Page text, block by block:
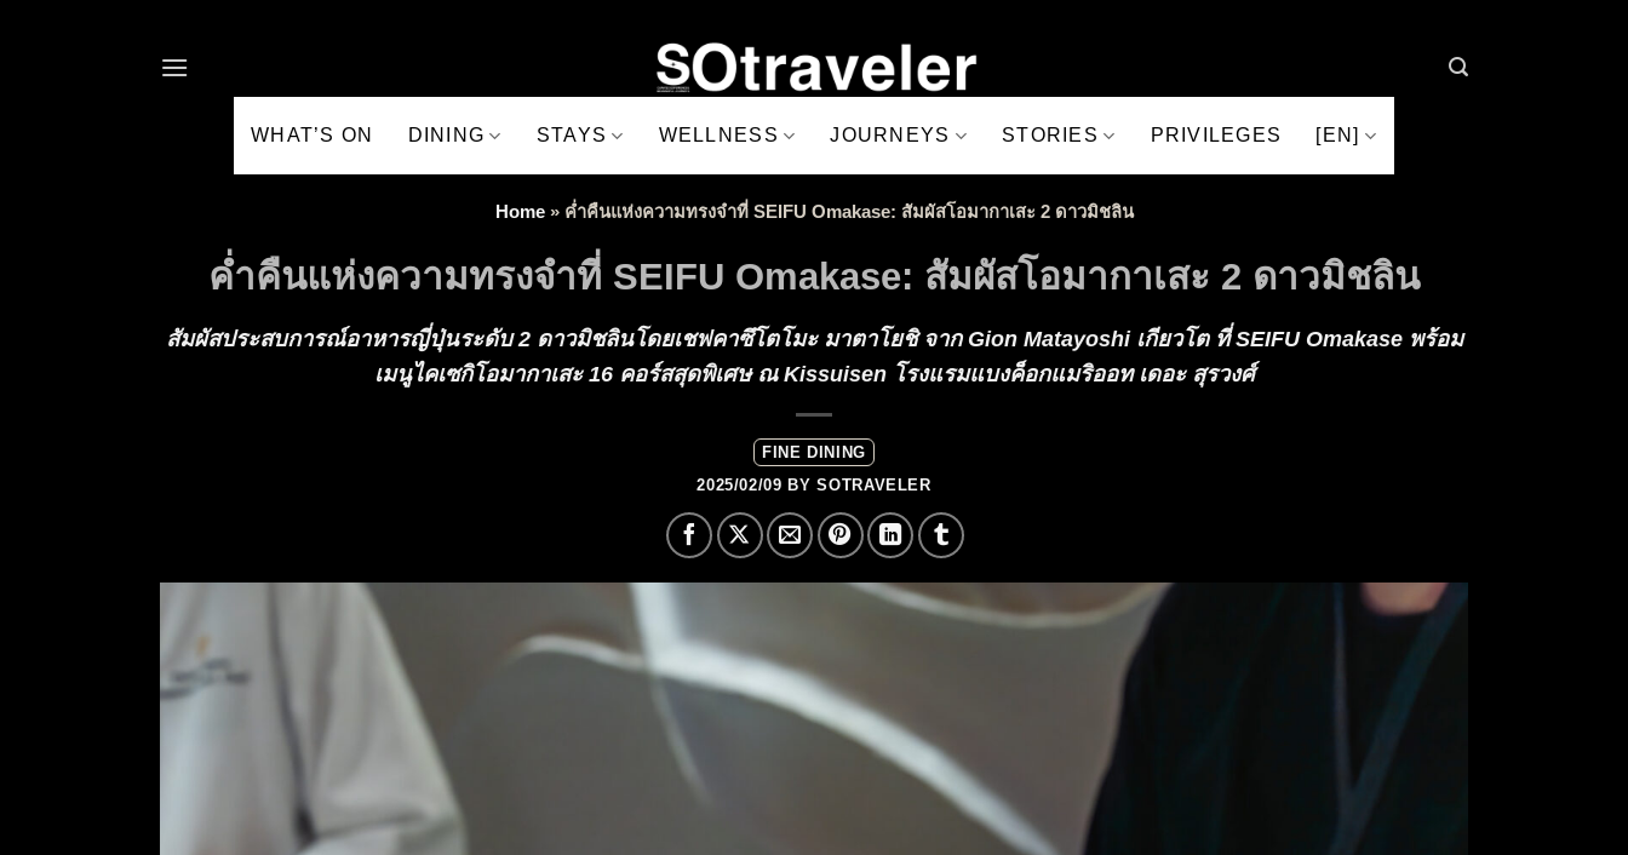
WHAT’S ON DINING STAYS WELLNESS JOURNEYS STORIES PRIVILEGES [EN]
Home» ค่ำคืนแห่งความทรงจำที่ SEIFU Omakase: สัมผัสโอมากาเสะ 2 ดาวมิชลิน
ค่ำคืนแห่งความทรงจำที่ SEIFU Omakase: สัมผัสโอมากาเสะ 2 ดาวมิชลิน
สัมผัสประสบการณ์อาหารญี่ปุ่นระดับ 2 ดาวมิชลินโดยเชฟคาซึโตโมะ มาตาโยชิ จาก Gion Matayoshi เกียวโต ที่ SEIFU Omakase พร้อม
เมนูไคเซกิโอมากาเสะ 16 คอร์สสุดพิเศษ ณ Kissuisen โรงแรมแบงค็อกแมริออท เดอะ สุรวงศ์
FINE DINING
2025/02/09 BYSOTRAVELER